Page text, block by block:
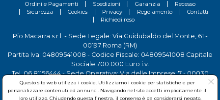
Ordini e Pagamenti Spedizioni Garanzia
Recesso
Sicurezza
Cookies Privacy Regolamento
Contatti
Richiedi reso
Pio Macarra s.r.l. - Sede Legale: Via Guidubaldo del Monte, 61 -
00197 Roma (RM)
Partita Iva: 04809541008 - Codice Fiscale: 04809541008 Capitale
Sociale 700.000 Euro i.v.
Tel.06 81156444- Sede Operativa: Via delle Imprese, 7 - 00030
San Cesareo (RM)
Questo sito web utilizza i cookie. Utilizziamo i cookie per statistiche e per
personalizzare contenuti ed annunci. Navigando nel sito accetti implicitamente il
loro utilizzo. Chiudendo questa finestra, il consenso è da considerarsi negato.